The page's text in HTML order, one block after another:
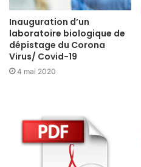
Inauguration d’un
laboratoire biologique de
dépistage du Corona
Virus/ Covid-19
4 mai 2020